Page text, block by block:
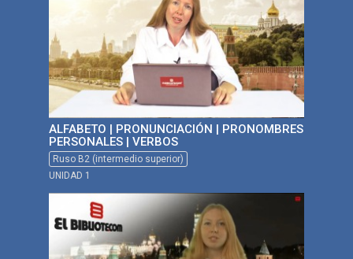
ALFABETO | PRONUNCIACIÓN | PRONOMBRES
PERSONALES | VERBOS
Ruso B2 (intermedio superior)
UNIDAD 1